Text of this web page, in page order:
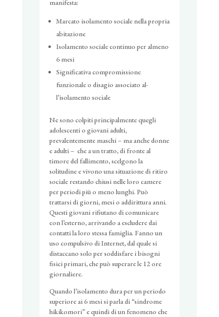
manifesta:
Marcato isolamento sociale nella propria
abitazione
Isolamento sociale continuo per almeno
6 mesi
Significativa compromissione
funzionale o disagio associato al­
l’isolamento sociale
Ne sono colpiti principalmente quegli
adolescenti o giovani adulti,
prevalentemente maschi – ma anche donne
e adulti – che a un tratto, di fronte al
timore del fallimento, scelgono la
solitudine e vivono una situazione di ritiro
sociale restando chiusi nelle loro camere
per periodi più o meno lunghi. Può
trattarsi di giorni, mesi o addirittura anni.
Questi giovani rifiutano di comunicare
con l’esterno, arrivando a escludere dai
contatti la loro stessa famiglia. Fanno un
uso compulsivo di Internet, dal quale si
distaccano solo per soddisfare i bisogni
fisici primari, che può superare le 12 ore
giornaliere.
Quando l’isolamento dura per un periodo
superiore ai 6 mesi si parla di “sindrome
hikikomori” e quindi di un fenomeno che